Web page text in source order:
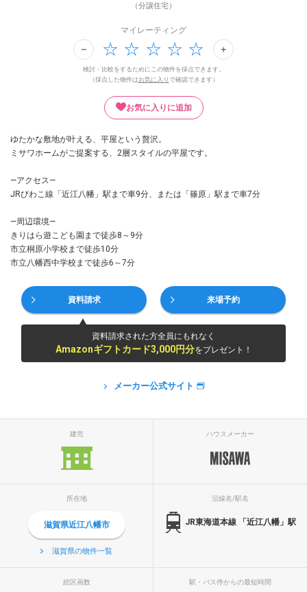
（分譲住宅）
マイレーティング
検討・比較をするためにこの物件を採点できます。
（採点した物件は お気に入り で確認できます）
お気に入りに追加
ゆたかな敷地が叶える、平屋という贅沢。
ミサワホームがご提案する、2層スタイルの平屋です。
—アクセス—
JRびわこ線「近江八幡」駅まで車9分、または「篠原」駅まで車7分
—周辺環境—
きりはら遊こども園まで徒歩8～9分
市立桐原小学校まで徒歩10分
市立八幡西中学校まで徒歩6～7分
資料請求 来場予約
資料請求された方全員にもれなく
Amazonギフトカード3,000円分をプレゼント！
メーカー公式サイト
建売 ハウスメーカー
所在地
滋賀県近江八幡市
滋賀県の物件一覧
沿線名/駅名
JR東海道本線 「近江八幡」駅
総区画数 駅・バス停からの最短時間